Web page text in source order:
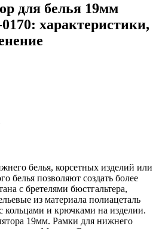
для белья 19мм
характеристики,
белья, корсетных изделий или
белья позволяют создать более
с бретелями бюстгальтера,
из материала полиацеталь
кольцами и крючками на изделии.
19мм. Рамки для нижнего